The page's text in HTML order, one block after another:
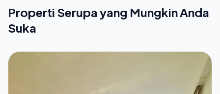
Properti Serupa yang Mungkin Anda
Suka